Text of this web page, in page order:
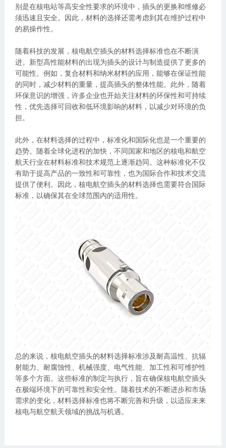
别是在核电站等高安全性要求的环境中，插头的更换和维修必
须迅速且安全。因此，材料的选择还需考虑到其在维护过程中
的易操作性。
随着科技的发展，核电航空插头的材料选择标准也在不断演
进。新型高性能材料的出现为插头的设计与制造提供了更多的
可能性。例如，复合材料和纳米材料的应用，能够在保证性能
的同时，减少材料的重量，提高插头的整体性能。此外，随着
环保意识的增强，许多企业也开始关注材料的环保性和可持续
性，优先选择可回收和低环境影响的材料，以减少对环境的负
担。
此外，在材料选择的过程中，标准化和国际化也是一个重要的
趋势。随着全球化进程的加快，不同国家和地区的核电和航空
航天行业在材料标准和技术规范上逐渐趋同。这种标准化不仅
有助于提高产品的一致性和可靠性，也为国际合作和技术交流
提供了便利。因此，核电航空插头的材料选择也需要符合国际
标准，以确保其在全球范围内的适用性。
总的来说，核电航空插头的材料选择标准涉及耐高温性、抗辐
射能力、耐腐蚀性、机械强度、电气性能、加工性和可维护性
等多个方面。这些标准的制定与执行，旨在确保核电航空插头
在极端环境下的可靠性和安全性。随着技术的不断进步和市场
需求的变化，材料选择标准也将不断完善和升级，以适应未来
核电与航空航天领域的挑战与机遇。